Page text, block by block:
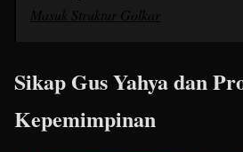
Masuk Struktur Golkar
Sikap Gus Yahya dan
Kepemimpinan